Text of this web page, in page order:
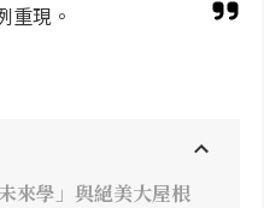
重現。
來學」與絕美大屋根